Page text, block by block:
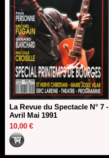
La Revue du Spectacle N° 7 -
Avril Mai 1991
10,00 €